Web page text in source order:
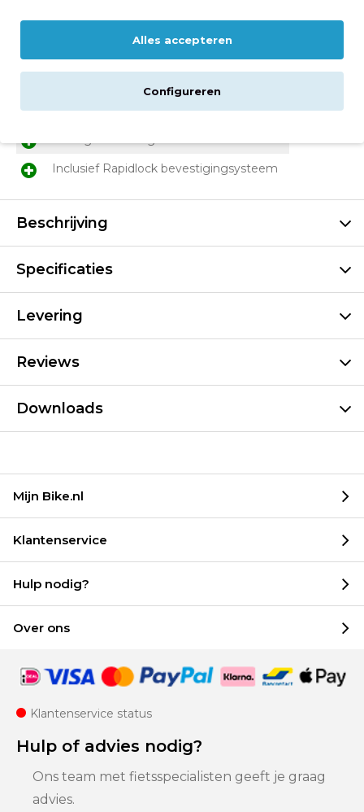
Deskundigeklantenservice
Voor- en nadelen
Vaste stalen fietsmand
Inclusief Rapidlock bevestigingsysteem
Beschrijving
Specificaties
Levering
Reviews
Downloads
Mijn Bike.nl
Klantenservice
Hulp nodig?
Over ons
Klantenservice status
Hulp of advies nodig?
Ons team met fietsspecialisten geeft je graag
advies.
Alles accepteren
Configureren